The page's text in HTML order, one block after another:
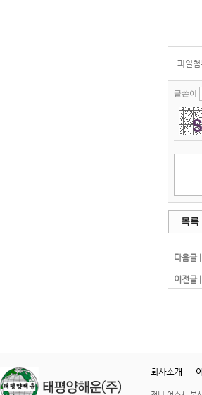
파일
글쓴이
목록
다음글 |
이전글 |